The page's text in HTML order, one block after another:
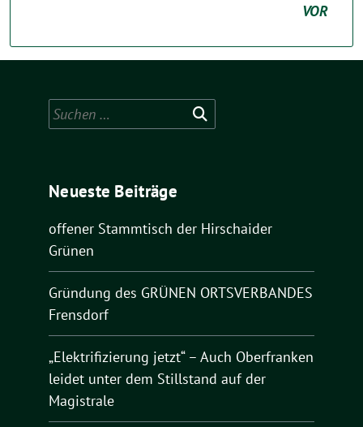
VOR
Suchen
nach:
Neueste Beiträge
offener Stammtisch der Hirschaider
Grünen
Gründung des GRÜNEN ORTSVERBANDES
Frensdorf
„Elektrifizierung jetzt“ – Auch Oberfranken
leidet unter dem Stillstand auf der
Magistrale